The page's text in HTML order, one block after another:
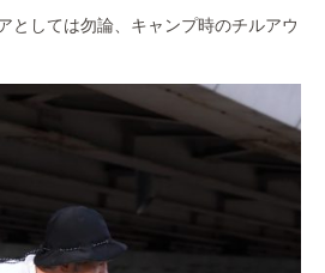
としては勿論、キャンプ時のチルアウ